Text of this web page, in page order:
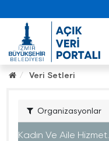
Veri Setleri
Organizasyonlar
Kadın Ve Aile Hizmet...